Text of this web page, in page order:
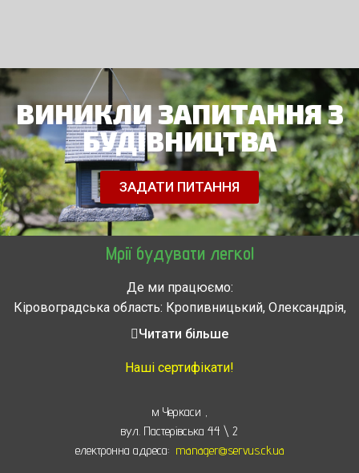
ВИНИКЛИ ЗАПИТАННЯ З
БУДІВНИЦТВА
ЗАДАТИ ПИТАННЯ
Мрії будувати легко!
Де ми працюємо:
Кіровоградська область: Кропивницький, Олександрія,
Знам’янка, Долинська, Новоархангельськ, Світловодськ
Звенигородка, Золотоноша, Каменка, Канев, Корсунь-
Монастырище, Смела, Тальное, Умань, Христиновка.
Черкассы, Чигирин, Чорнобай, Шпола
Читати більше
Наші сертифікати!
м Черкаси ,
вул. Пастерівська 44 \ 2
електронна адреса: manager@servus.ck.ua